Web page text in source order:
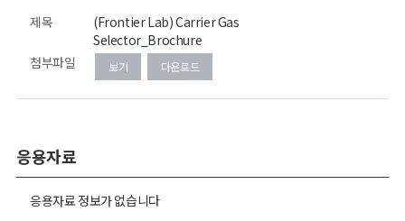
제목
(Frontier Lab) Carrier Gas
Selector_Brochure
첨부파일
보기 다운로드
응용자료
응용자료 정보가 없습니다